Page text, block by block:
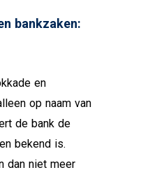
bankzaken:
en
op naam van
de bank de
bekend is.
dan niet meer